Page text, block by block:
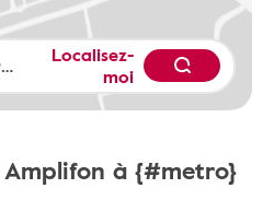
Localisez-
moi
à {#metro}